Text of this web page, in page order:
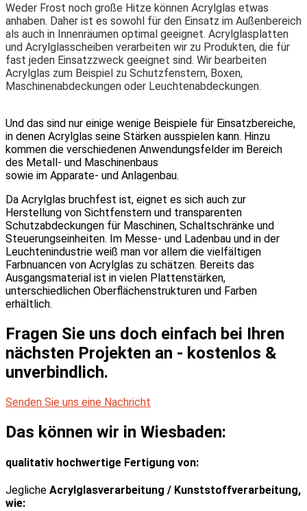
Weder Frost noch große Hitze können Acrylglas etwas
anhaben. Daher ist es sowohl für den Einsatz im Außenbereich
als auch in Innenräumen optimal geeignet. Acrylglasplatten
und Acrylglasscheiben verarbeiten wir zu Produkten, die für
fast jeden Einsatzzweck geeignet sind. Wir bearbeiten
Acrylglas zum Beispiel zu Schutzfenstern, Boxen,
Maschinenabdeckungen oder Leuchtenabdeckungen.
Und das sind nur einige wenige Beispiele für Einsatzbereiche,
in denen Acrylglas seine Stärken ausspielen kann. Hinzu
kommen die verschiedenen Anwendungsfelder im Bereich
des Metall- und Maschinenbaus
sowie im Apparate- und Anlagenbau.
Da Acrylglas bruchfest ist, eignet es sich auch zur
Herstellung von Sichtfenstern und transparenten
Schutzabdeckungen für Maschinen, Schaltschränke und
Steuerungseinheiten. Im Messe- und Ladenbau und in der
Leuchtenindustrie weiß man vor allem die vielfältigen
Farbnuancen von Acrylglas zu schätzen. Bereits das
Ausgangsmaterial ist in vielen Plattenstärken,
unterschiedlichen Oberflächenstrukturen und Farben
erhältlich.
Fragen Sie uns doch einfach bei Ihren
nächsten Projekten an - kostenlos &
unverbindlich.
Senden Sie uns eine Nachricht
Das können wir in Wiesbaden:
qualitativ hochwertige Fertigung von:
Jegliche Acrylglasverarbeitung / Kunststoffverarbeitung,
wie: